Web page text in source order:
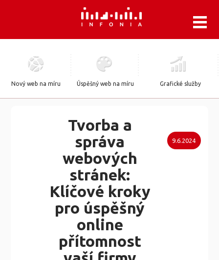
Tvorba a
správa
webových
stránek:
Klíčové kroky
pro úspěšný
online
přítomnost
9.6.2024
Nový web na míru Úspěšný web na míru Grafické služby